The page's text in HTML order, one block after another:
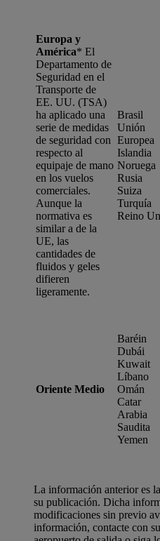
Europa y
América* El
Departamento de
Seguridad en el
Transporte de
EE. UU. (TSA)
ha aplicado una
serie de medidas
de seguridad con
respecto al
equipaje de mano
en los vuelos
comerciales.
Aunque la
normativa es
similar a de la
UE, las
cantidades de
fluidos y geles
difieren
ligeramente.
Brasil
Unión
Europea
Islandia
Noruega
Rusia
Suiza
Turquía
Reino
Oriente Medio
Baréin
Dubái
Kuwait
Líbano
Omán
Catar
Arabia
Saudita
Yemen
La información anterior es
su publicación. Dicha
modificaciones sin previo
información, contacte con su